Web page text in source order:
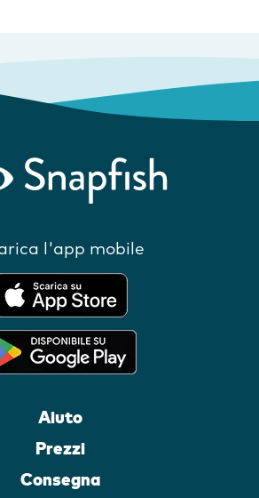
l'app mobile
Aiuto
Prezzi
Consegna